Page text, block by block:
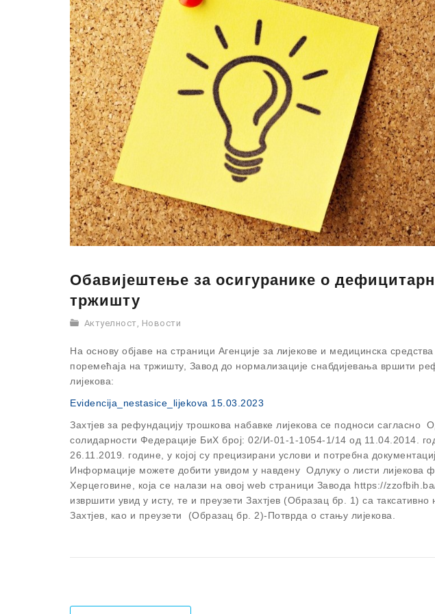
Обавијештење за осигуранике о
тржишту
Актуелност, Новости
На основу објаве на страници Агенције за лијекове и медицинска
поремећаја на тржишту, Завод до нормализације снабдијевања вршити
лијекова:
Evidencija_nestasice_lijekova 15.03.2023
Захтјев за рефундацију трошкова набавке лијекова се подноси
солидарности Федерације БиХ број: 02/И-01-1-1054-1/14 од 11.04.2014.
26.11.2019. године, у којој су прецизирани услови и потребна
Информације можете добити увидом у навдену Одлуку о листи лијекова
Херцеговине, која се налази на овој web страници Завода https://
извршити увид у исту, те и преузети Захтјев (Образац бр. 1) са
Захтјев, као и преузети (Образац бр. 2)-Потврда о стању лијекова.